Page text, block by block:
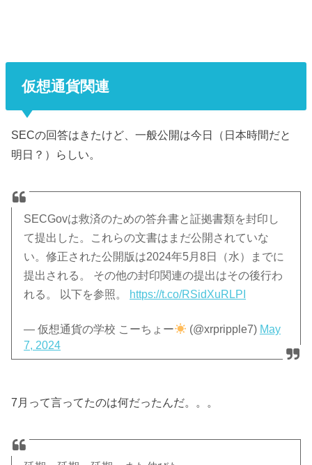
仮想通貨関連
SECの回答はきたけど、一般公開は今日（日本時間だと
明日？）らしい。
SECGovは救済のための答弁書と証拠書類を封印し
て提出した。これらの文書はまだ公開されていな
い。修正された公開版は2024年5月8日（水）までに
提出される。 その他の封印関連の提出はその後行わ
れる。 以下を参照。
https://t.co/RSidXuRLPI
— 仮想通貨の学校 こーちょー (@xrpripple7) May
7, 2024
7月って言ってたのは何だったんだ。。。